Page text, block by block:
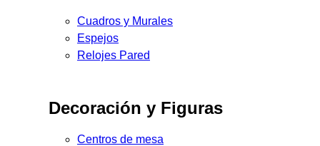
Cuadros y Murales
Espejos
Relojes Pared
Decoración y Figuras
Centros de mesa